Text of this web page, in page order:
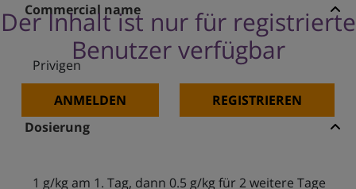
Der Inhalt ist nur für registrierte
Benutzer verfügbar
ANMELDEN REGISTRIEREN
Commercial name
Privigen
Dosierung
1 g/kg am 1. Tag, dann 0.5 g/kg für 2 weitere Tage